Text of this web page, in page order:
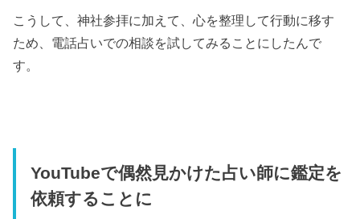
こうして、神社参拝に加えて、心を整理して行動に移す
ため、電話占いでの相談を試してみることにしたんで
す。
YouTubeで偶然見かけた占い師に鑑定を
依頼することに